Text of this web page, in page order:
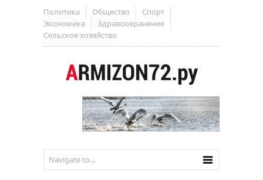
Политика Общество
Спорт
Экономика
Здравоохранение
Сельское хозяйство